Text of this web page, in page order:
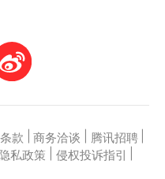
款 商务洽谈 腾讯招聘
隐私政策 侵权投诉指引